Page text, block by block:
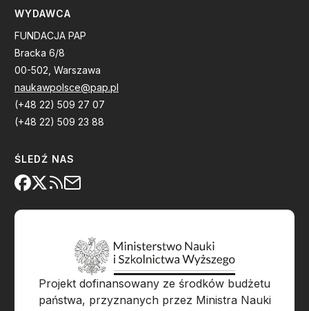
WYDAWCA
FUNDACJA PAP
Bracka 6/8
00-502, Warszawa
naukawpolsce@pap.pl
(+48 22) 509 27 07
(+48 22) 509 23 88
ŚLEDŹ NAS
Projekt dofinansowany ze środków budżetu
państwa, przyznanych przez Ministra Nauki